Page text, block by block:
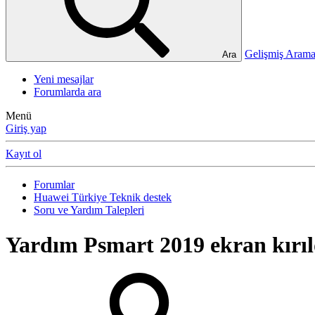
Ara Gelişmiş
Yeni mesajlar
Forumlarda ara
Menü
Giriş yap
Kayıt ol
Forumlar
Huawei Türkiye Teknik destek
Soru ve Yardım Talepleri
Yardım Psmart 2019 ekran